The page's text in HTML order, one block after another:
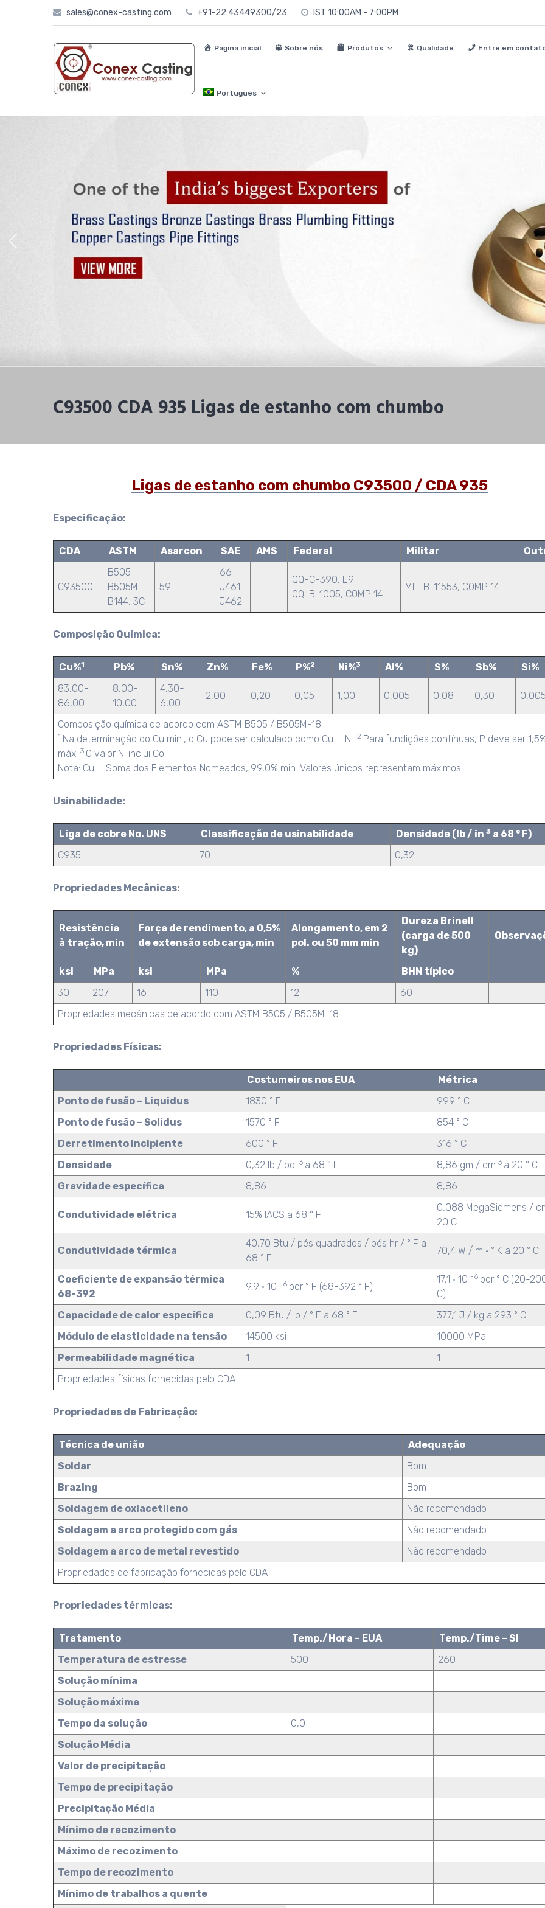
sales@conex-casting.com +91-22 43449300/23 IST 10:00AM - 7:00PM
Pagina inicial Sobre nós Produtos Qualidade Entre em
Português
C93500 CDA 935 Ligas de estanho com chumbo
Ligas de estanho com chumbo C93500 / CDA 935
Especificação:
CDA ASTM Asarcon SAE AMS Federal Militar
C93500
B505
B505M
B144, 3C
59
66
J461
J462
QQ-C-390, E9;
QQ-B-1005, COMP 14
MIL-B-11553, COMP 14
Composição Química:
Cu%1 Pb% Sn% Zn% Fe% P%2 Ni%3 Al% S% Sb% Si%
Composição química de acordo com ASTM B505 / B505M-18
1 Na determinação do Cu min., o Cu pode ser calculado como Cu + Ni. 2 Para fundições contínuas, P deve ser
máx. 3 O valor Ni inclui Co.
Nota: Cu + Soma dos Elementos Nomeados, 99,0% min. Valores únicos representam máximos.
83,00-
86,00
8,00-
10,00
4,30-
6,00
2,00 0,20 0,05 1,00 0,005 0,08 0,30
Usinabilidade:
Liga de cobre No. UNS Classificação de usinabilidade Densidade (lb / in 3 a 68 ° F)
C935
70 0,32
Propriedades Mecânicas:
Propriedades mecânicas de acordo com ASTM B505 / B505M-18
Resistência
à tração, min
Força de rendimento, a 0,5%
de extensão sob carga, min
Alongamento, em 2
pol. ou 50 mm min
Dureza Brinell
(carga de 500
kg)
ksi MPa ksi MPa %
BHN típico
30
207 16 110 12 60
Propriedades Físicas:
Propriedades físicas fornecidas pelo CDA
Costumeiros nos EUA
Métrica
Ponto de fusão – Liquidus
1830 ° F
999 ° C
Ponto de fusão – Solidus
1570 ° F
854 ° C
Derretimento Incipiente
600 ° F
316 ° C
Densidade
0,32 lb / pol 3 a 68 ° F 8,86 gm / cm 3 a 20 ° C
Gravidade específica
8,86 8,86
Condutividade elétrica 15% IACS a 68 ° F
0,088 MegaSiemens /
20 C
Condutividade térmica
40,70 Btu / pés quadrados / pés hr / ° F a
68 ° F
70,4 W / m · ° K a 20 ° C
Coeficiente de expansão térmica
68-392
9,9 · 10 -6 por ° F (68-392 ° F)
17,1 · 10 -6 por ° C (20-
C)
Capacidade de calor específica
0,09 Btu / lb / ° F a 68 ° F
377,1 J / kg a 293 ° C
Módulo de elasticidade na tensão
14500 ksi
10000 MPa
Permeabilidade magnética
1 1
Propriedades de Fabricação:
Propriedades de fabricação fornecidas pelo CDA
Técnica de união
Adequação
Soldar
Bom
Brazing
Bom
Soldagem de oxiacetileno
Não recomendado
Soldagem a arco protegido com gás
Não recomendado
Soldagem a arco de metal revestido
Não recomendado
Propriedades térmicas:
Tratamento Temp./Hora – EUA
Temp./Time – SI
Temperatura de estresse
500
260
Solução mínima
Solução máxima
Tempo da solução
0,0
Solução Média
Valor de precipitação
Tempo de precipitação
Precipitação Média
Mínimo de recozimento
Máximo de recozimento
Tempo de recozimento
Mínimo de trabalhos a quente